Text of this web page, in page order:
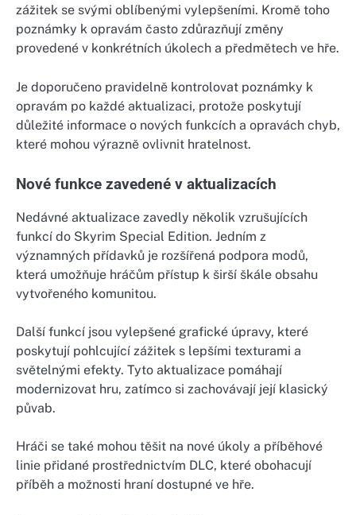
zážitek se svými oblíbenými vylepšeními. Kromě toho
poznámky k opravám často zdůrazňují změny
provedené v konkrétních úkolech a předmětech ve hře.
Je doporučeno pravidelně kontrolovat poznámky k
opravám po každé aktualizaci, protože poskytují
důležité informace o nových funkcích a opravách chyb,
které mohou výrazně ovlivnit hratelnost.
Nové funkce zavedené v aktualizacích
Nedávné aktualizace zavedly několik vzrušujících
funkcí do Skyrim Special Edition. Jedním z
významných přídavků je rozšířená podpora modů,
která umožňuje hráčům přístup k širší škále obsahu
vytvořeného komunitou.
Další funkcí jsou vylepšené grafické úpravy, které
poskytují pohlcující zážitek s lepšími texturami a
světelnými efekty. Tyto aktualizace pomáhají
modernizovat hru, zatímco si zachovávají její klasický
půvab.
Hráči se také mohou těšit na nové úkoly a příběhové
linie přidané prostřednictvím DLC, které obohacují
příběh a možnosti hraní dostupné ve hře.